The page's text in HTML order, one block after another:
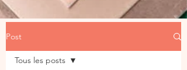
Post
Tous les posts